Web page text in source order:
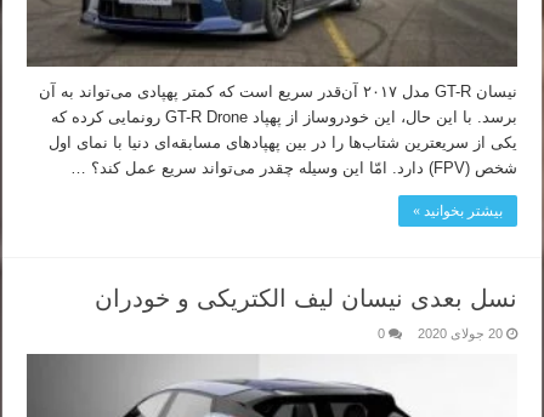
نیسان GT-R مدل ۲۰۱۷ آن‌قدر سریع است که کمتر پهپادی می‌تواند به آن
برسد. با این حال، این خودروساز از پهپاد GT-R Drone رونمایی کرده که
یکی از سریعترین شتاب‌ها را در بین پهپادهای مسابقه‌ای دنیا با نمای اول
شخص (FPV) دارد. امّا این وسیله چقدر می‌تواند سریع عمل کند؟ …
بیشتر بخوانید »
نسل بعدی نیسان لیف الکتریکی و خودران
20 جولای 2020 0